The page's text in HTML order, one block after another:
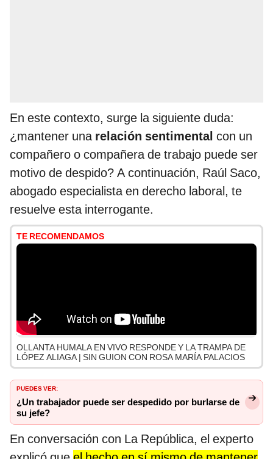
En este contexto, surge la siguiente duda:
¿mantener una relación sentimental con un
compañero o compañera de trabajo puede ser
motivo de despido? A continuación, Raúl Saco,
abogado especialista en derecho laboral, te
resuelve esta interrogante.
TE RECOMENDAMOS
OLLANTA HUMALA EN VIVO RESPONDE Y LA TRAMPA DE
LÓPEZ ALIAGA | SIN GUION CON ROSA MARÍA PALACIOS
PUEDES VER:
¿Un trabajador puede ser despedido por burlarse de
su jefe?
En conversación con La República, el experto